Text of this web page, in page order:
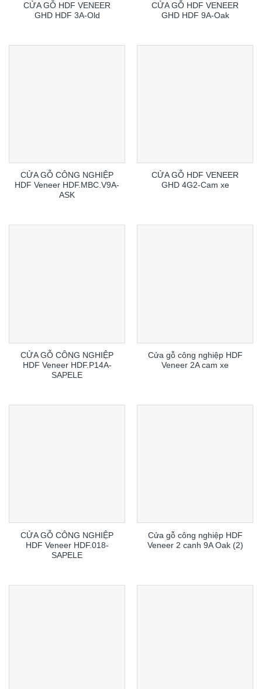
CỬA GỖ HDF VENEER
GHD HDF 3A-Old
CỬA GỖ HDF VENEER
GHD HDF 9A-Oak
CỬA GỖ CÔNG NGHIỆP
HDF Veneer HDF.MBC.V9A-
ASK
CỬA GỖ HDF VENEER
GHD 4G2-Cam xe
CỬA GỖ CÔNG NGHIỆP
HDF Veneer HDF.P14A-
SAPELE
Cửa gỗ công nghiệp HDF
Veneer 2A cam xe
CỬA GỖ CÔNG NGHIỆP
HDF Veneer HDF.018-
SAPELE
Cửa gỗ công nghiệp HDF
Veneer 2 canh 9A Oak (2)